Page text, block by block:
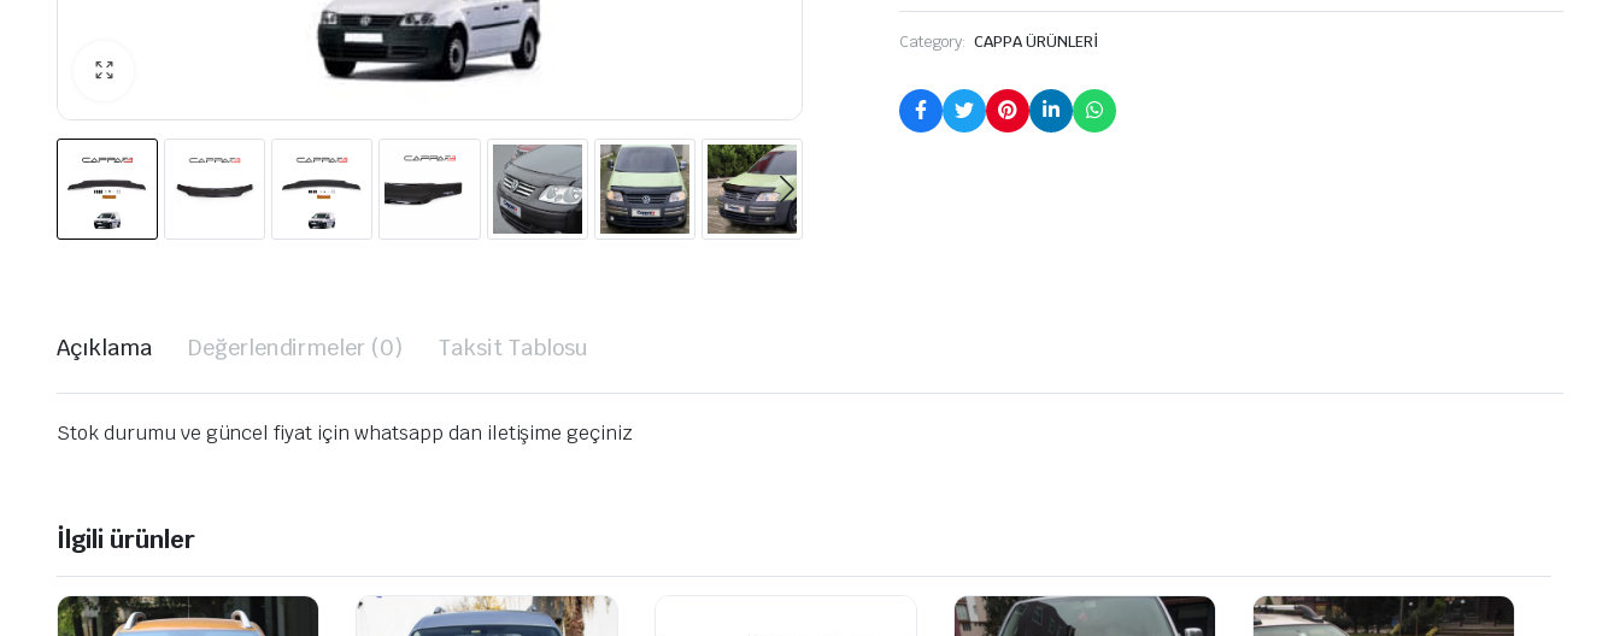
Category: CAPPA ÜRÜNLERİ
Açıklama Değerlendirmeler (0) Taksit Tablosu
Stok durumu ve güncel fiyat için whatsapp dan iletişime geçiniz
İlgili ürünler